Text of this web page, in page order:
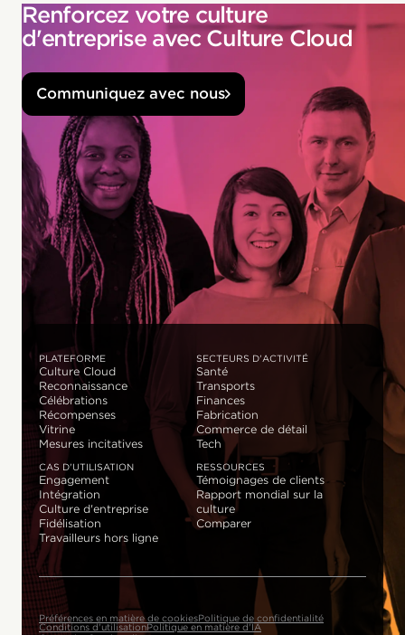
Renforcez votre culture
d'entreprise avec Culture Cloud
Communiquez avec nous
PLATEFORME
Culture Cloud
Reconnaissance
Célébrations
Récompenses
Vitrine
Mesures incitatives
SECTEURS D'ACTIVITÉ
Santé
Transports
Finances
Fabrication
Commerce de détail
Tech
CAS D'UTILISATION
Engagement
Intégration
Culture d'entreprise
Fidélisation
Travailleurs hors ligne
RESSOURCES
Témoignages de clients
Rapport mondial sur la
culture
Comparer
Préférences en matière de cookiesPolitique de confidentialité
Conditions d'utilisationPolitique en matière d'IA